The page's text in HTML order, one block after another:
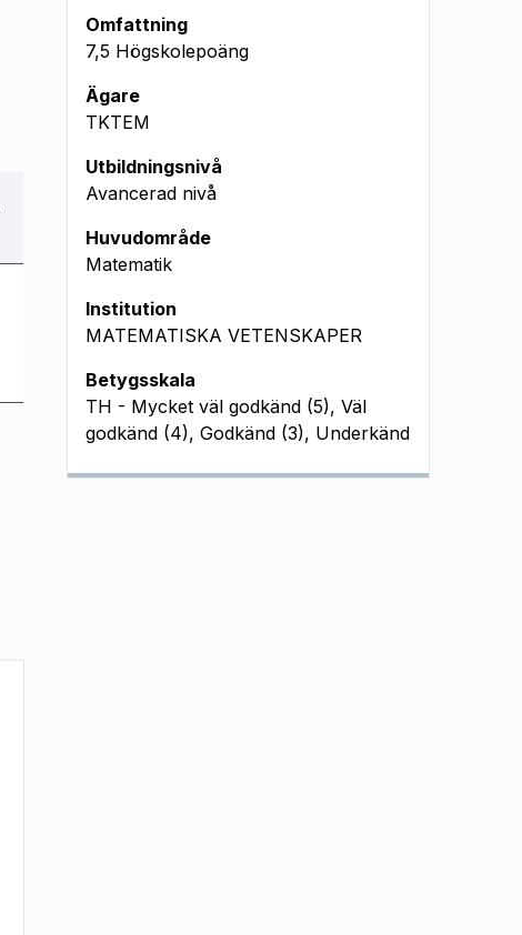
Omfattning
7,5 Högskolepoäng
Ägare
TKTEM
Utbildningsnivå
Avancerad nivå
Huvudområde
Matematik
Institution
MATEMATISKA VETENSKAPER
Betygsskala
TH - Mycket väl godkänd (5), Väl
godkänd (4), Godkänd (3), Underkänd